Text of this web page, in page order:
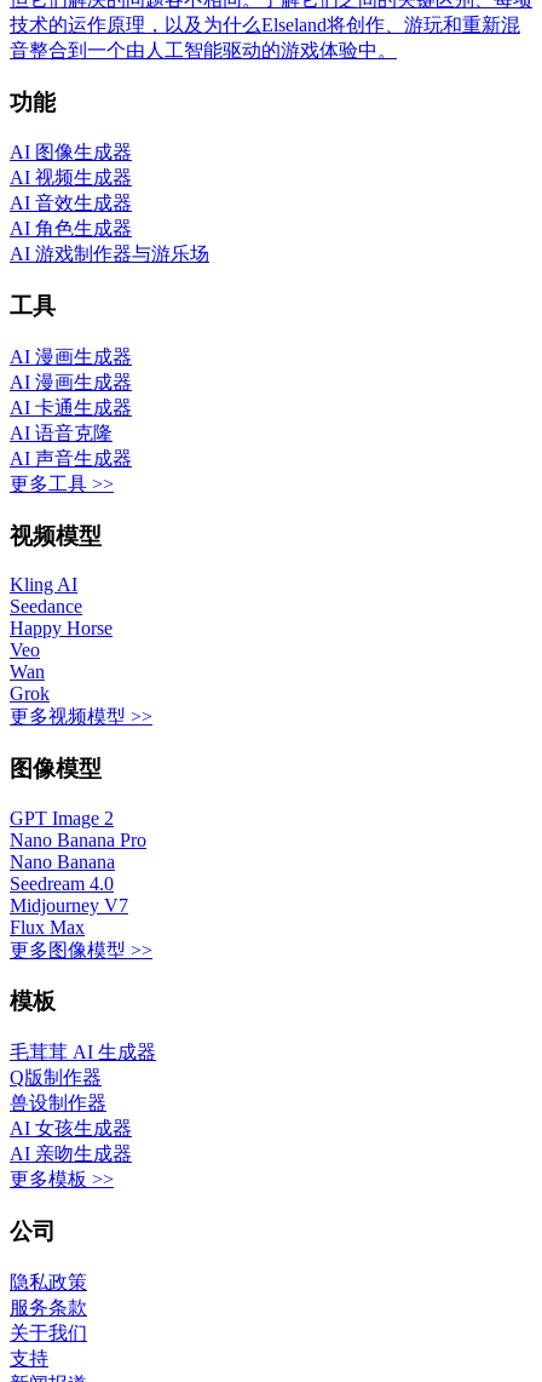
技术的运作原理，以及为什么Elseland将创作、游玩和重新混
音整合到一个由人工智能驱动的游戏体验中。
功能
AI 图像生成器
AI 视频生成器
AI 音效生成器
AI 角色生成器
AI 游戏制作器与游乐场
工具
AI 漫画生成器
AI 漫画生成器
AI 卡通生成器
AI 语音克隆
AI 声音生成器
更多工具 >>
视频模型
Kling AI
Seedance
Happy Horse
Veo
Wan
Grok
更多视频模型 >>
图像模型
GPT Image 2
Nano Banana Pro
Nano Banana
Seedream 4.0
Midjourney V7
Flux Max
更多图像模型 >>
模板
毛茸茸 AI 生成器
Q版制作器
兽设制作器
AI 女孩生成器
AI 亲吻生成器
更多模板 >>
公司
隐私政策
服务条款
关于我们
支持